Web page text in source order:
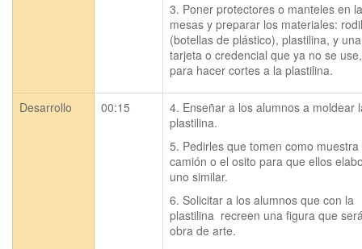
3. Poner protectores o manteles en
mesas y preparar los materiales:
(botellas de plástico), plastilina, y una
tarjeta o credencial que ya no se use,
para hacer cortes a la plastilina.
Desarrollo 00:15
4. Enseñar a los alumnos a moldear
plastilina.
5. Pedirles que tomen como muestra
camión o el osito para que ellos
uno similar.
6. Solicitar a los alumnos que con la
plastilina  recreen una figura que
obra de arte.